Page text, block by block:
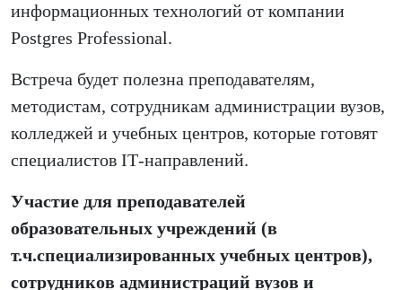
информационных технологий от компании
Postgres Professional.
Встреча будет полезна преподавателям,
методистам, сотрудникам администрации вузов,
колледжей и учебных центров, которые готовят
специалистов IT‑направлений.
Участие для преподавателей
образовательных учреждений (в
т.ч.специализированных учебных центров),
сотрудников администраций вузов и